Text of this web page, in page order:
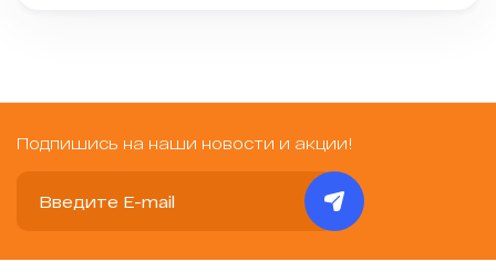
Подпишись на наши новости и акции!